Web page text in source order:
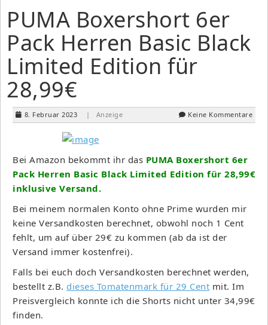
PUMA Boxershort 6er
Pack Herren Basic Black
Limited Edition für
28,99€
8. Februar 2023 | Anzeige Keine Kommentare
Bei Amazon bekommt ihr das PUMA Boxershort 6er
Pack Herren Basic Black Limited Edition für 28,99€
inklusive Versand.
Bei meinem normalen Konto ohne Prime wurden mir
keine Versandkosten berechnet, obwohl noch 1 Cent
fehlt, um auf über 29€ zu kommen (ab da ist der
Versand immer kostenfrei).
Falls bei euch doch Versandkosten berechnet werden,
bestellt z.B. dieses Tomatenmark für 29 Cent mit. Im
Preisvergleich konnte ich die Shorts nicht unter 34,99€
finden.